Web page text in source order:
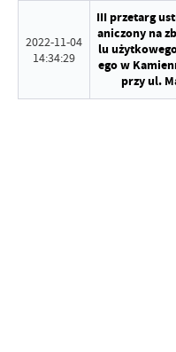
2022-11-04
14:34:29
III przetarg
aniczony na
lu
ego w
przy ul.